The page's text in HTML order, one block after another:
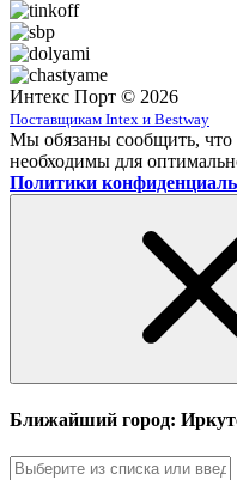
Интекс Порт © 2026
Поставщикам Intex и Bestway
Мы обязаны сообщить, что
необходимы для
Политики
Ближайший город: